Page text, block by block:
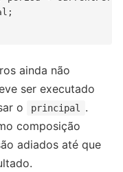
ainda não
ser executado
o
principal
.
composição
adiados até que